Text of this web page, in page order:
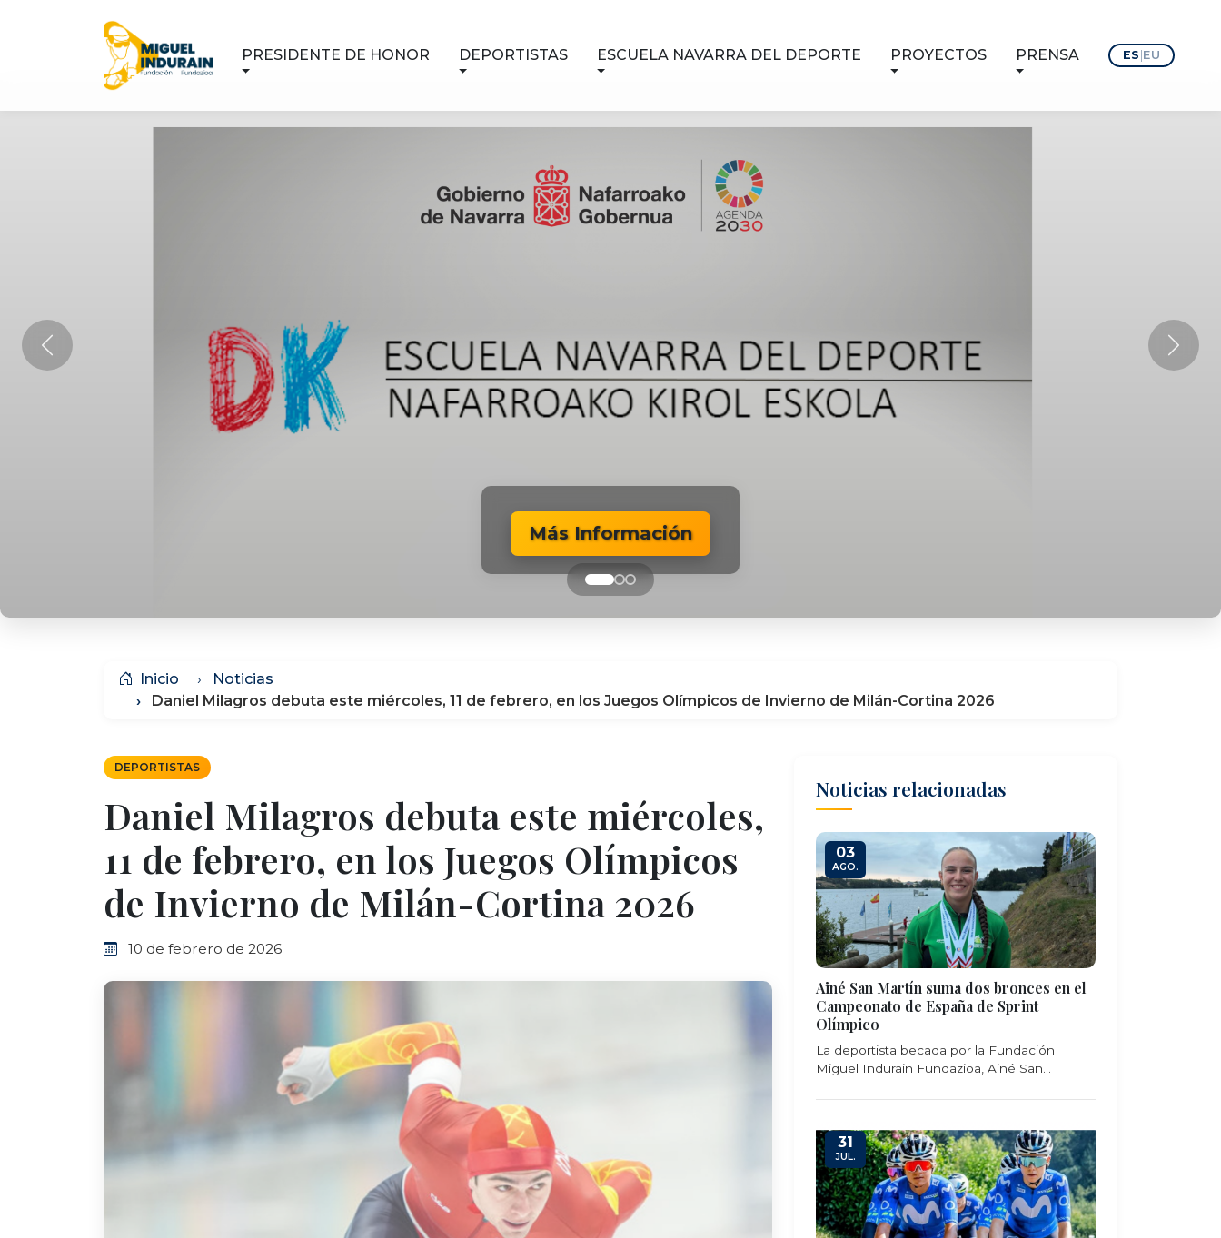
PRESIDENTE DE HONOR DEPORTISTAS ESCUELA NAVARRA DEL DEPORTE PROYECTOS PRENSA ES EU
Más Información
Más Información
Más Información
Inicio
Noticias
Daniel Milagros debuta este miércoles, 11 de febrero, en los Juegos Olímpicos de Invierno de Milán-Cortina 2026
DEPORTISTAS
Daniel Milagros debuta este miércoles,
11 de febrero, en los Juegos Olímpicos
de Invierno de Milán-Cortina 2026
10 de febrero de 2026
Noticias relacionadas
03
AGO.
Ainé San Martín suma dos bronces en el
Campeonato de España de Sprint
Olímpico
La deportista becada por la Fundación
Miguel Indurain Fundazioa, Ainé San...
31
JUL.